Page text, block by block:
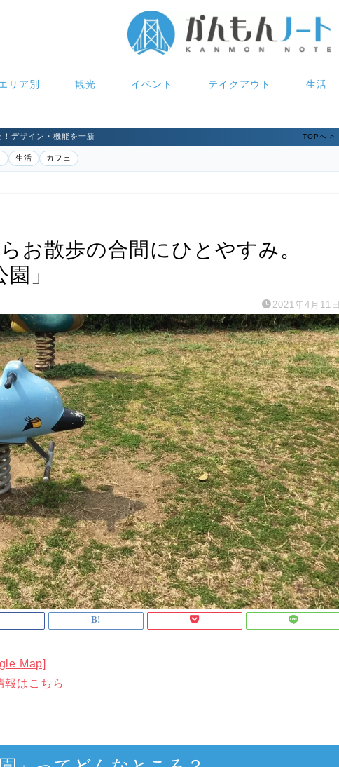
リア別 観光 イベント テイクアウト 生活
デザイン・機能を一新 TOPへ >
生活 カフェ
お散歩の合間にひとやすみ。
」
2021年4月11日
Map]
報はこちら